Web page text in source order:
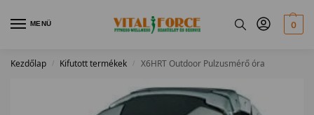
MENÜ 0
Kezdőlap / Kifutott termékek / X6HRT Outdoor Pulzusmérő óra